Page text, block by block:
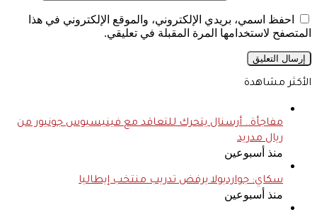
احفظ اسمي، بريدي الإلكتروني، والموقع الإلكتروني في هذا
المتصفح لاستخدامها المرة المقبلة في تعليقي.
الأكثر مشاهدة
مفاجأة.. أرسنال يتحرك للتعاقد مع فينيسيوس جونيور من
ريال مدريد
منذ أسبوعين
سكاي: جوارديولا يرفض تدريب منتخب إيطاليا
منذ أسبوعين